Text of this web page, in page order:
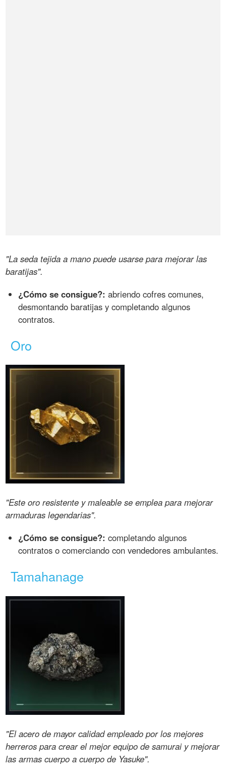
"La seda tejida a mano puede usarse para mejorar las
baratijas".
¿Cómo se consigue?: abriendo cofres comunes,
desmontando baratijas y completando algunos
contratos.
Oro
"Este oro resistente y maleable se emplea para mejorar
armaduras legendarias".
¿Cómo se consigue?: completando algunos
contratos o comerciando con vendedores ambulantes.
Tamahanage
"El acero de mayor calidad empleado por los mejores
herreros para crear el mejor equipo de samurai y mejorar
las armas cuerpo a cuerpo de Yasuke".